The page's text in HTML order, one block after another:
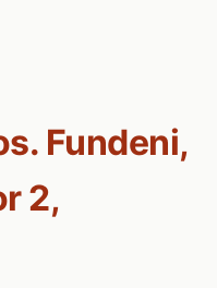
Fundeni,
2,